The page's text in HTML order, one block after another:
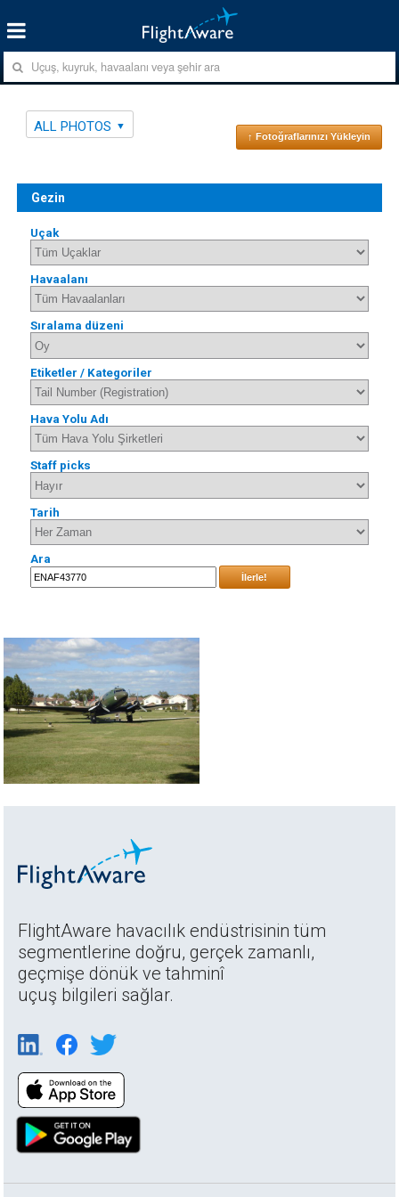
ALL PHOTOS
↑ Fotoğraflarınızı Yükleyin
Gezin
Uçak
Havaalanı
Sıralama düzeni
Etiketler / Kategoriler
Hava Yolu Adı
Staff picks
Tarih
Ara
İlerle!
FlightAware havacılık endüstrisinin tüm
segmentlerine doğru, gerçek zamanlı,
geçmişe dönük ve tahminî
uçuş bilgileri sağlar.